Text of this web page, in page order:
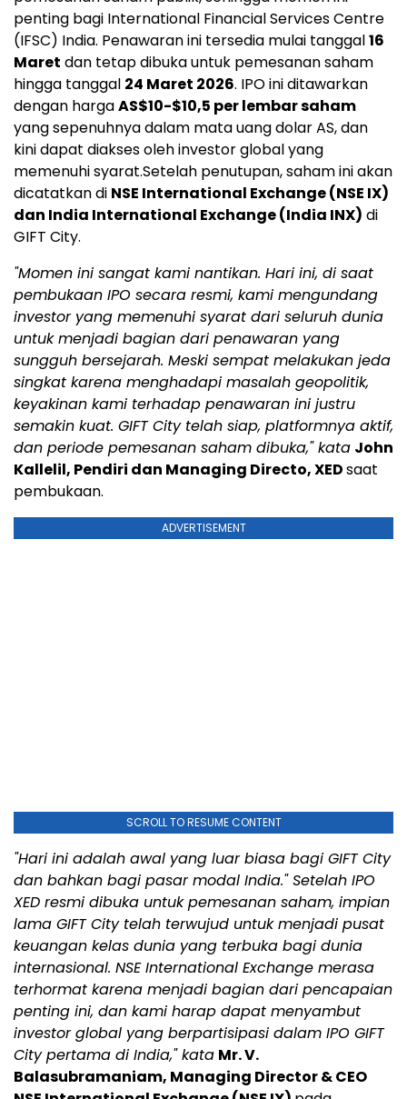
penting bagi International Financial Services Centre
(IFSC) India. Penawaran ini tersedia mulai tanggal16
Maret dan tetap dibuka untuk pemesanan saham
hingga tanggal 24 Maret 2026. IPO ini ditawarkan
dengan hargaAS$10-$10,5 per lembar saham
yang sepenuhnya dalam mata uang dolar AS, dan
kini dapat diakses oleh investor global yang
memenuhi syarat.Setelah penutupan, saham ini akan
dicatatkan di NSE International Exchange (NSE IX)
dan India International Exchange (India INX) di
GIFT City.
"Momen ini sangat kami nantikan. Hari ini, di saat
pembukaan IPO secara resmi, kami mengundang
investor yang memenuhi syarat dari seluruh dunia
untuk menjadi bagian dari penawaran yang
sungguh bersejarah. Meski sempat melakukan jeda
singkat karena menghadapi masalah geopolitik,
keyakinan kami terhadap penawaran ini justru
semakin kuat. GIFT City telah siap, platformnya aktif,
dan periode pemesanan saham dibuka," kata John
Kallelil, Pendiri dan Managing Directo, XEDsaat
pembukaan.
ADVERTISEMENT
SCROLL TO RESUME CONTENT
"Hari ini adalah awal yang luar biasa bagi GIFT City
dan bahkan bagi pasar modal India." Setelah IPO
XED resmi dibuka untuk pemesanan saham, impian
lama GIFT City telah terwujud untuk menjadi pusat
keuangan kelas dunia yang terbuka bagi dunia
internasional. NSE International Exchange merasa
terhormat karena menjadi bagian dari pencapaian
penting ini, dan kami harap dapat menyambut
investor global yang berpartisipasi dalam IPO GIFT
City pertama di India," kata Mr. V.
Balasubramaniam, Managing Director & CEO